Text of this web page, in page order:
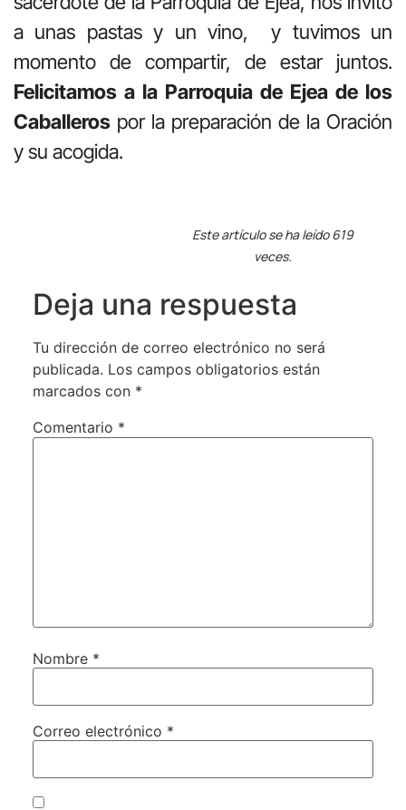
a unas pastas y un vino, y tuvimos un
momento de compartir, de estar juntos.
Felicitamos a la Parroquia de Ejea de los
Caballeros por la preparación de la Oración
y su acogida.
Este artículo se ha leído 619
veces.
Deja una respuesta
Tu dirección de correo electrónico no será
publicada. Los campos obligatorios están
marcados con *
Comentario *
Nombre *
Correo electrónico *